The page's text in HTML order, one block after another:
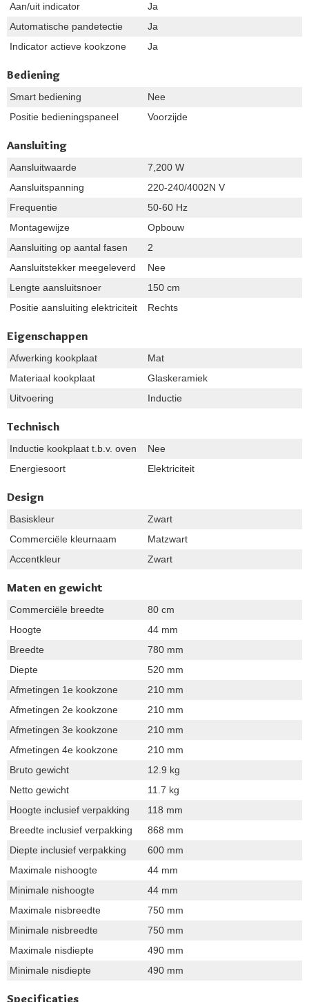
Aan/uit indicator
Ja
Automatische pandetectie
Ja
Indicator actieve kookzone
Ja
Bediening
Smart bediening
Nee
Positie bedieningspaneel
Voorzijde
Aansluiting
Aansluitwaarde
7,200 W
Aansluitspanning
220-240/4002N V
Frequentie
50-60 Hz
Montagewijze
Opbouw
Aansluiting op aantal fasen
2
Aansluitstekker meegeleverd
Nee
Lengte aansluitsnoer
150 cm
Positie aansluiting elektriciteit
Rechts
Eigenschappen
Afwerking kookplaat
Mat
Materiaal kookplaat
Glaskeramiek
Uitvoering
Inductie
Technisch
Inductie kookplaat t.b.v. oven
Nee
Energiesoort
Elektriciteit
Design
Basiskleur
Zwart
Commerciële kleurnaam
Matzwart
Accentkleur
Zwart
Maten en gewicht
Commerciële breedte
80 cm
Hoogte
44 mm
Breedte
780 mm
Diepte
520 mm
Afmetingen 1e kookzone
210 mm
Afmetingen 2e kookzone
210 mm
Afmetingen 3e kookzone
210 mm
Afmetingen 4e kookzone
210 mm
Bruto gewicht
12.9 kg
Netto gewicht
11.7 kg
Hoogte inclusief verpakking
118 mm
Breedte inclusief verpakking
868 mm
Diepte inclusief verpakking
600 mm
Maximale nishoogte
44 mm
Minimale nishoogte
44 mm
Maximale nisbreedte
750 mm
Minimale nisbreedte
750 mm
Maximale nisdiepte
490 mm
Minimale nisdiepte
490 mm
Specificaties